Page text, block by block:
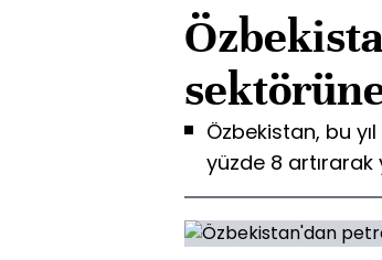
Özbekistan, bu
yüzde 8 artırarak